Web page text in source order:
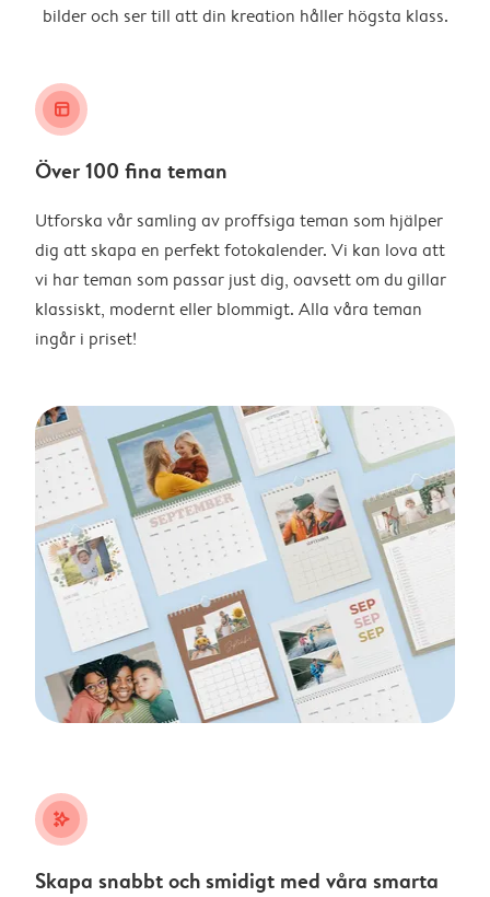
bilder och ser till att din kreation håller högsta klass.
layout_alt
Över 100 fina teman
Utforska vår samling av proffsiga teman som hjälper
dig att skapa en perfekt fotokalender. Vi kan lova att
vi har teman som passar just dig, oavsett om du gillar
klassiskt, modernt eller blommigt. Alla våra teman
ingår i priset!
stars_plus
Skapa snabbt och smidigt med våra smarta